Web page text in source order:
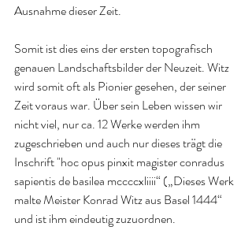
Ausnahme dieser Zeit.
Somit ist dies eins der ersten topografisch
genauen Landschaftsbilder der Neuzeit. Witz
wird somit oft als Pionier gesehen, der seiner
Zeit voraus war. Über sein Leben wissen wir
nicht viel, nur ca. 12 Werke werden ihm
zugeschrieben und auch nur dieses trägt die
Inschrift "hoc opus pinxit magister conradus
sapientis de basilea mccccxliiii“ („Dieses Werk
malte Meister Konrad Witz aus Basel 1444“
und ist ihm eindeutig zuzuordnen.